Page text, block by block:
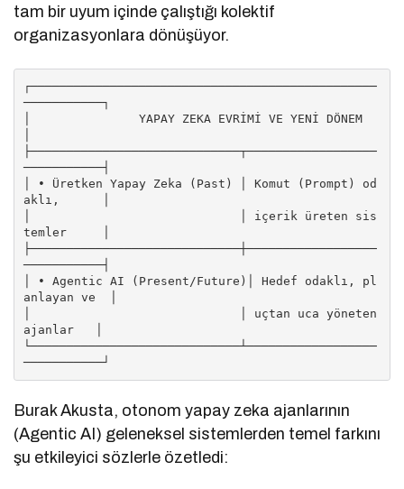
tam bir uyum içinde çalıştığı kolektif
organizasyonlara dönüşüyor.
┌────────────────────────────────────────────────
───────────┐
│               YAPAY ZEKA EVRİMİ VE YENİ DÖNEM
├─────────────────────────────┬──────────────────
───────────┤
│ • Üretken Yapay Zeka (Past) │ Komut (Prompt) od
aklı,      │
│                             │ içerik üreten sis
temler     │
├─────────────────────────────┼──────────────────
───────────┤
│ • Agentic AI (Present/Future)│ Hedef odaklı, pl
anlayan ve  │
│                             │ uçtan uca yöneten
ajanlar   │
└─────────────────────────────┴──────────────────
Burak Akusta, otonom yapay zeka ajanlarının
(Agentic AI) geleneksel sistemlerden temel farkını
şu etkileyici sözlerle özetledi: